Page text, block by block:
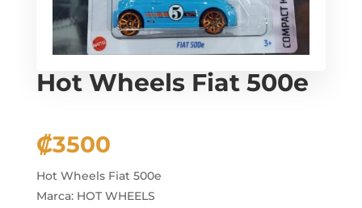
Hot Wheels Fiat 500e
₡3500
Hot Wheels Fiat 500e
Marca: HOT WHEELS